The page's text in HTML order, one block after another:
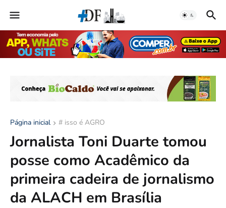
Página inicial # isso é AGRO
Jornalista Toni Duarte tomou
posse como Acadêmico da
primeira cadeira de jornalismo
da ALACH em Brasília